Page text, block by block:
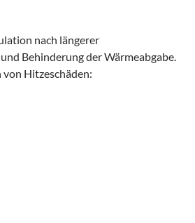
nach längerer
Behinderung der Wärmeabgabe.
Hitzeschäden: